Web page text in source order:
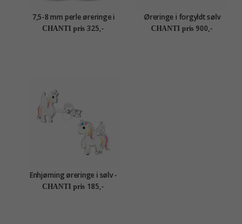
7,5-8 mm perle øreringe i
forgyldt sølv
CHANTI pris 325,-
Øreringe i forgyldt sølv
CHANTI pris 900,-
Enhjørning øreringe i sølv -
Little Ones
CHANTI pris 185,-